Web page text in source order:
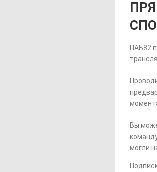
ПАБ82
Вы
могли